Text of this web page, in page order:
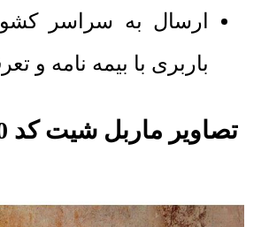
ارسال به سراسر
باربری با بیمه نامه و
تصاویر ماربل شیت کد 1430 تاپکو